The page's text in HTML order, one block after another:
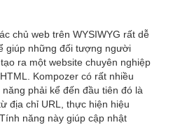
chủ web trên WYSIWYG rất dễ
giúp những đối tượng người
ra một website chuyên nghiệp
Kompozer có rất nhiều
phải kể đến đầu tiên đó là
địa chỉ URL, thực hiện hiệu
năng này giúp cập nhật